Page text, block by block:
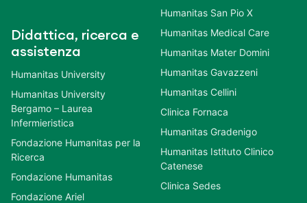
Didattica, ricerca e
assistenza
Humanitas University
Humanitas University
Bergamo – Laurea
Infermieristica
Fondazione Humanitas per la
Ricerca
Fondazione Humanitas
Fondazione Ariel
Humanitas San Pio X
Humanitas Medical Care
Humanitas Mater Domini
Humanitas Gavazzeni
Humanitas Cellini
Clinica Fornaca
Humanitas Gradenigo
Humanitas Istituto Clinico
Catenese
Clinica Sedes